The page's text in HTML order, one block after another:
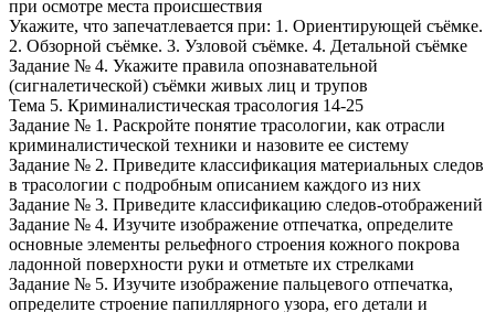
при осмотре места происшествия
Укажите, что запечатлевается при: 1. Ориентирующей съёмке.
2. Обзорной съёмке. 3. Узловой съёмке. 4. Детальной съёмке
Задание № 4. Укажите правила опознавательной
(сигналетической) съёмки живых лиц и трупов
Тема 5. Криминалистическая трасология 14-25
Задание № 1. Раскройте понятие трасологии, как отрасли
криминалистической техники и назовите ее систему
Задание № 2. Приведите классификация материальных следов
в трасологии с подробным описанием каждого из них
Задание № 3. Приведите классификацию следов-отображений
Задание № 4. Изучите изображение отпечатка, определите
основные элементы рельефного строения кожного покрова
ладонной поверхности руки и отметьте их стрелками
Задание № 5. Изучите изображение пальцевого отпечатка,
определите строение папиллярного узора, его детали и